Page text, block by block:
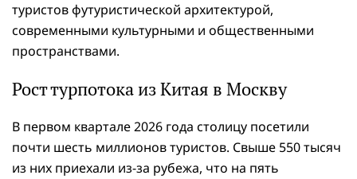
туристов футуристической архитектурой,
современными культурными и общественными
пространствами.
Рост турпотока из Китая в Москву
В первом квартале 2026 года столицу посетили
почти шесть миллионов туристов. Свыше 550 тысяч
из них приехали из-за рубежа, что на пять